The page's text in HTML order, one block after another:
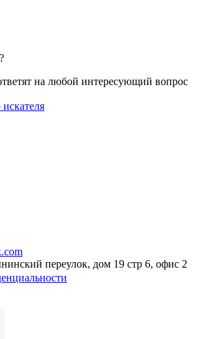
на любой интересующий вопрос
переулок, дом 19 стр 6, офис 2